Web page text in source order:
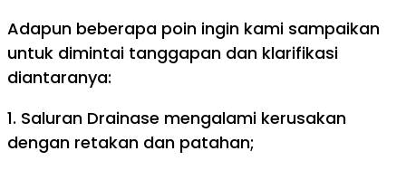
Adapun beberapa poin ingin kami sampaikan
untuk dimintai tanggapan dan klarifikasi
diantaranya:
1. Saluran Drainase mengalami kerusakan
dengan retakan dan patahan;